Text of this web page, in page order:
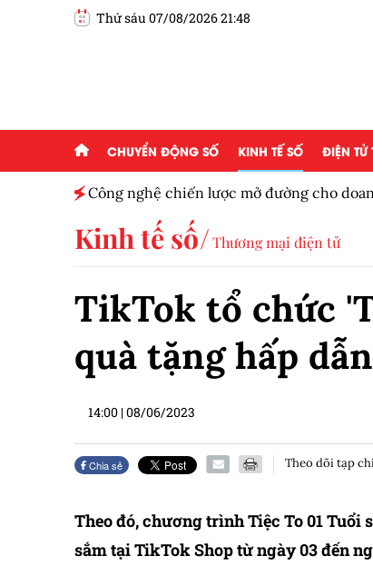
Thứ sáu 07/08/2026 21:48
CHUYỂN ĐỘNG SỐ KINH TẾ SỐ ĐIỆN TỬ
Công nghệ chiến lược mở đường cho
Kinh tế số Thương mại điện tử
TikTok tổ chức
quà tặng hấp dẫn
14:00 |08/06/2023
Chia sẻ Theo dõi tạp
Theo đó, chương trình Tiệc To 01
sắm tại TikTok Shop từ ngày 03 đến